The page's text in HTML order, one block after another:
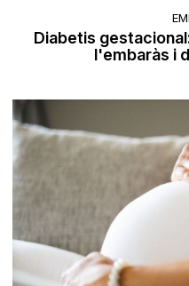
Diabetis
l'embaràs i